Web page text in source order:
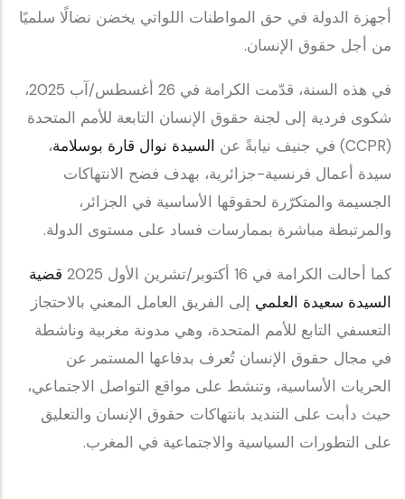
أجهزة الدولة في حق المواطنات اللواتي يخضن نضالًا سلميًا
من أجل حقوق الإنسان.
في هذه السنة، قدّمت الكرامة في 26 أغسطس/آب 2025،
شكوى فردية إلى لجنة حقوق الإنسان التابعة للأمم المتحدة
(CCPR) في جنيف نيابةً عن
السيدة ‎نوال قارة بوسلامة
،
سيدة أعمال فرنسية-جزائرية، بهدف فضح الانتهاكات
الجسيمة والمتكرّرة لحقوقها الأساسية في الجزائر،
والمرتبطة مباشرة بممارسات فساد على مستوى الدولة.
كما أحالت الكرامة في 16 أكتوبر/تشرين الأول 2025
قضية
السيدة سعيدة العلمي إلى الفريق العامل المعني بالاحتجاز
التعسفي التابع للأمم المتحدة، وهي مدونة مغربية وناشطة
في مجال حقوق الإنسان تُعرف بدفاعها المستمر عن
الحريات الأساسية، وتنشط على مواقع التواصل الاجتماعي،
حيث دأبت على التنديد بانتهاكات حقوق الإنسان والتعليق
على التطورات السياسية والاجتماعية في المغرب.